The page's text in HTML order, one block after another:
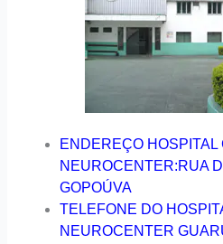
ENDEREÇO
NEUROCENTER:RUA
GOPOÚVA
TELEFONE DO
NEUROCENTER